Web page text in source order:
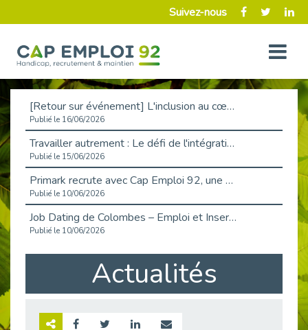
Suivez-nous
[Retour sur événement] L'inclusion au cœur de la Place de l'Emploi à La Défense !
Publié le 16/06/2026
Travailler autrement : Le défi de l'intégration des maladies chroniques en entreprise
Publié le 15/06/2026
Primark recrute avec Cap Emploi 92, une matinée couronnée de succès !
Publié le 10/06/2026
Job Dating de Colombes – Emploi et Insertion
Publié le 10/06/2026
Aborder l'entretien et la situation de handicap en toute confiance
Publié le 09/06/2026
Retour sur l’atelier « Optimiser sa recherche d’emploi »
Actualités